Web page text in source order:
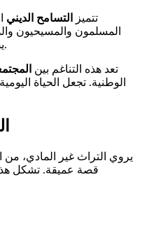
تتميز التسامح الديني
المسلمون والمسيحيون
يشاركون نفس المساحات والاحتفالات.
تعد هذه التناغم بين
الوطنية. تجعل الحياة
يروي التراث غير المادي، من
قصة عميقة. تشكل